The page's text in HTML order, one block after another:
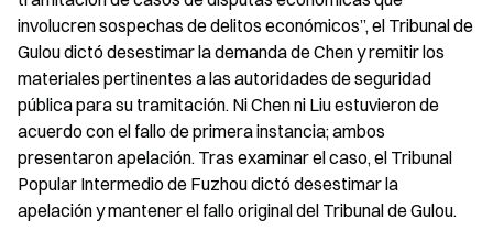
involucren sospechas de delitos económicos”, el Tribunal de
Gulou dictó desestimar la demanda de Chen y remitir los
materiales pertinentes a las autoridades de seguridad
pública para su tramitación. Ni Chen ni Liu estuvieron de
acuerdo con el fallo de primera instancia; ambos
presentaron apelación. Tras examinar el caso, el Tribunal
Popular Intermedio de Fuzhou dictó desestimar la
apelación y mantener el fallo original del Tribunal de Gulou.